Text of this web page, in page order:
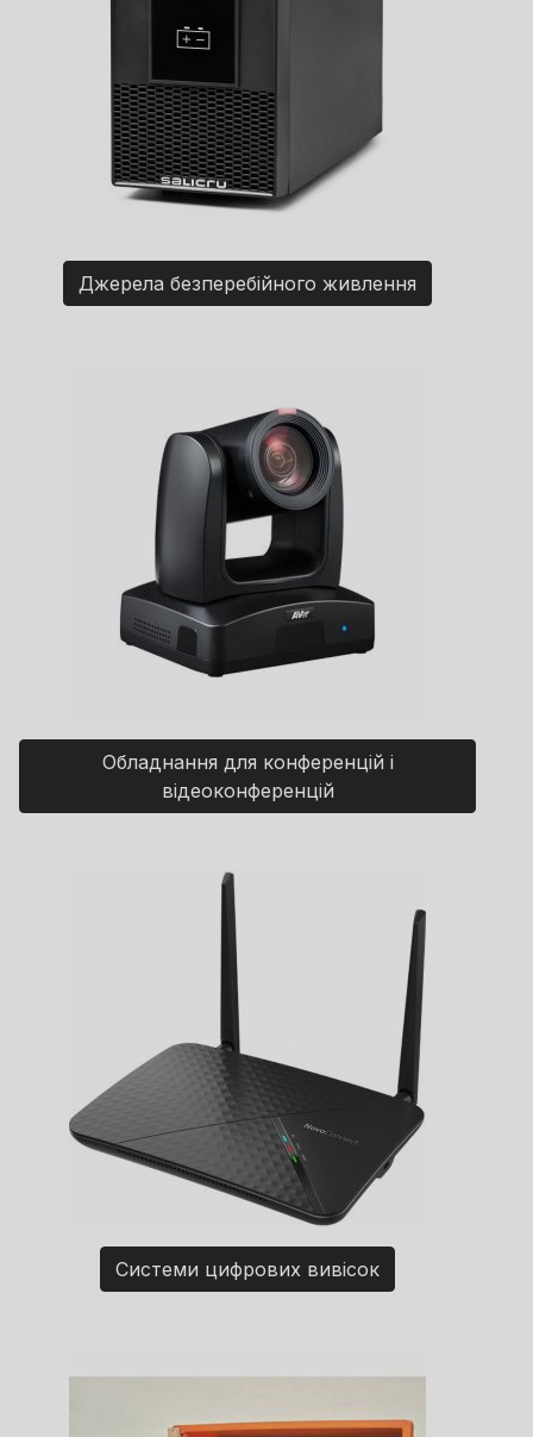
Джерела безперебійного живлення
Обладнання для конференцій і
відеоконференцій
Системи цифрових вивісок